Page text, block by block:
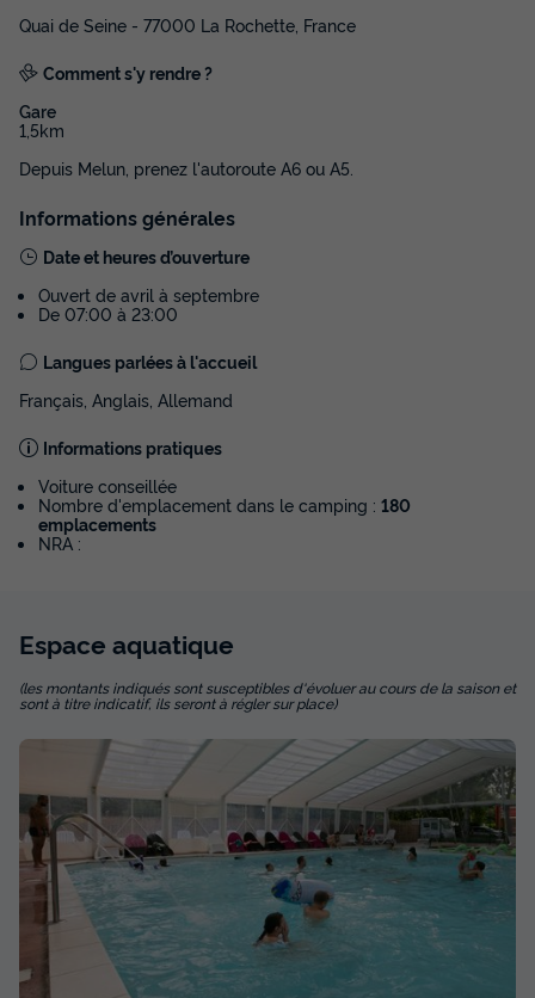
Quai de Seine - 77000 La Rochette, France
Comment s'y rendre ?
Gare
1,5km
Depuis Melun, prenez l'autoroute A6 ou A5.
Informations générales
Date et heures d’ouverture
Ouvert de avril à septembre
De 07:00 à 23:00
Langues parlées à l'accueil
Français, Anglais, Allemand
Informations pratiques
Voiture conseillée
Nombre d'emplacement dans le camping : 180
emplacements
NRA :
Espace aquatique
(les montants indiqués sont susceptibles d'évoluer au cours de la saison et
sont à titre indicatif, ils seront à régler sur place)